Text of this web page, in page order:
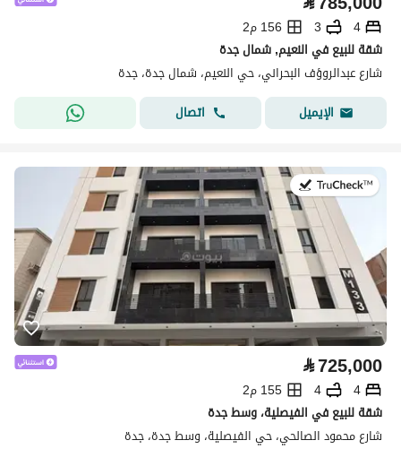
4
3
156 م2
شقة للبيع في النعيم, شمال جدة
شارع عبدالروؤف البحراني، حي النعيم، شمال جدة، جدة
الإيميل
اتصال
في:22 يوليو 2026
⃁725,000
4
4
155 م2
شقة للبيع في الفيصلية، وسط جدة
شارع محمود الصالحي، حي الفيصلية، وسط جدة، جدة